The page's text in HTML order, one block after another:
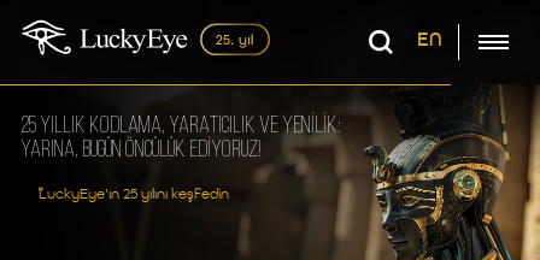
EN
25 YILLIK KODLAMA, YARATICILIK VE YENİLİK:
YARINA, BUGÜN ÖNCÜLÜK EDİYORUZ!
LuckyEye’ın 25 yılını keşfedin